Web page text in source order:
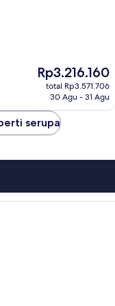
Harga
sekarang
Rp3.216.160
Rp3.216.160
total Rp3.571.706
30 Agu - 31 Agu
serupa